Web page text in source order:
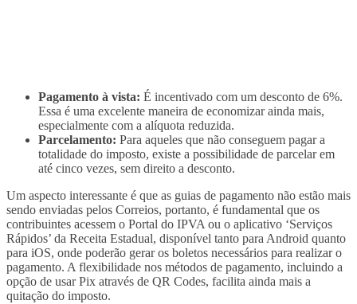
Pagamento à vista: É incentivado com um desconto de 6%.
Essa é uma excelente maneira de economizar ainda mais,
especialmente com a alíquota reduzida.
Parcelamento: Para aqueles que não conseguem pagar a
totalidade do imposto, existe a possibilidade de parcelar em
até cinco vezes, sem direito a desconto.
Um aspecto interessante é que as guias de pagamento não estão mais
sendo enviadas pelos Correios, portanto, é fundamental que os
contribuintes acessem o Portal do IPVA ou o aplicativo ‘Serviços
Rápidos’ da Receita Estadual, disponível tanto para Android quanto
para iOS, onde poderão gerar os boletos necessários para realizar o
pagamento. A flexibilidade nos métodos de pagamento, incluindo a
opção de usar Pix através de QR Codes, facilita ainda mais a
quitação do imposto.